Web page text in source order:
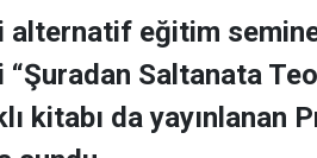
alternatif eğitim
Saltanata
kitabı da yayınlanan